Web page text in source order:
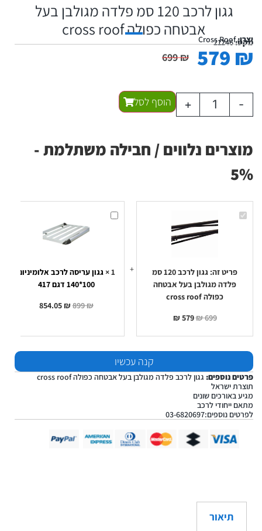
גגון לרכב 120 סמ פלדה מגולבן בעל
אבטחה כפולה cross roof
יצרן:Cross Roofמקט:21246
699₪ 579 ₪
-
+ הוסף לסל
מוצרים נלווים / חבילה משתלמת -
5%
גגון
לרכב
אבטחה
כפולה
cross
פריט זה:
גגון לרכב 120 סמ
פלדה מגולבן בעל אבטחה
כפולה cross roof
699
₪
579
₪
גגון
עריסה
1
×גגון עריסה לרכב אלומיניום
100*140 דגם 417
899₪
854.05₪
קנה עכשיו
פרטים נוספים: גגון לרכב פלדה מגולבן בעל אבטחה כפולה cross roof
תוצרת ישראל
מגיע באורכים שונים
מתאם ייחודי לרכב
לפרטים נוספים:03-6820697
תיאור